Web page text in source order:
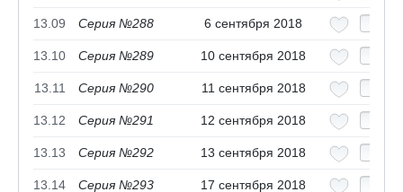
13.09 Серия №288 6 сентября 2018
13.10 Серия №289 10 сентября 2018
13.11 Серия №290 11 сентября 2018
13.12 Серия №291 12 сентября 2018
13.13 Серия №292 13 сентября 2018
13.14 Серия №293 17 сентября 2018